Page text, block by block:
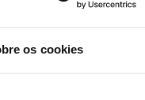
os cookies